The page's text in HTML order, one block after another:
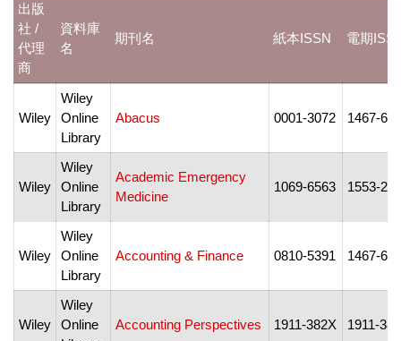
出版
社 /
代理
商
資料庫
名
期刊名 紙本ISSN 電期
Wiley
Wiley
Online
Library
Abacus 0001-3072 1467-
Wiley
Wiley
Online
Library
Academic Emergency
Medicine
1069-6563 1553-
Wiley
Wiley
Online
Library
Accounting & Finance 0810-5391 1467-
Wiley
Wiley
Online
Accounting Perspectives 1911-382X 1911-